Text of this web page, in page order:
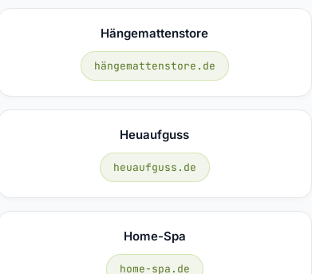
Hängemattenstore
hängemattenstore.de
Heuaufguss
heuaufguss.de
Home-Spa
home-spa.de